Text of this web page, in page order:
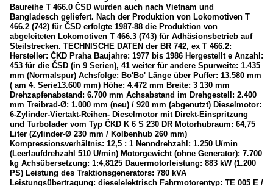
Baureihe T 466.0 ČSD wurden auch nach Vietnam und
Bangladesch geliefert. Nach der Produktion von Lokomotiven T
466.2 (742) für ČSD erfolgte 1987-88 die Produktion von
abgeleiteten Lokomotiven T 466.3 (743) für Adhäsionsbetrieb auf
Steilstrecken. TECHNISCHE DATEN der BR 742, ex T 466.2:
Hersteller: ČKD Praha Baujahre: 1977 bis 1986 Hergestellt e Anzahl:
453 für die ČSD (in 9 Serien), 41 weiter für andere Spurweite: 1.435
mm (Normalspur) Achsfolge: Bo'Bo' Länge über Puffer: 13.580 mm
( am 4. Serie13.600 mm) Höhe: 4.472 mm Breite: 3 130 mm
Drehzapfenabstand: 6.700 mm Achsabstand im Drehgestell: 2.400
mm Treibrad-Ø: 1.000 mm (neu) / 920 mm (abgenutzt) Dieselmotor:
6-Zylinder-Viertakt-Reihen- Dieselmotor mit Direkt-Einspritzung
und Turbolader vom Typ ČKD K 6 S 230 DR Motorhubraum: 64,75
Liter (Zylinder-Ø 230 mm / Kolbenhub 260 mm)
Kompressionsverhältnis: 12,5 : 1 Nenndrehzahl: 1.250 U/min
(Leerlaufdrehzahl 510 U/min) Motorgewicht (ohne Generator): 7.700
kg Achsübersetzung: 1:4,8125 Dauermotorleistung: 883 kW (1.200
PS) Leistung des Traktionsgenerators: 780 kVA
Leistungsübertragung: dieselelektrisch Fahrmotorentyp: TE 005 E /